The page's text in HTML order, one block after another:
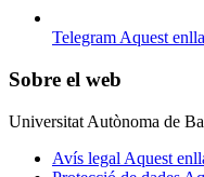
TelegramAquest
Sobre el web
Universitat Autònoma de
Avís legal Aquest